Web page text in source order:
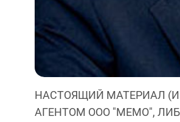
НАСТОЯЩИЙ МАТЕРИАЛ
АГЕНТОМ ООО "МЕМО",